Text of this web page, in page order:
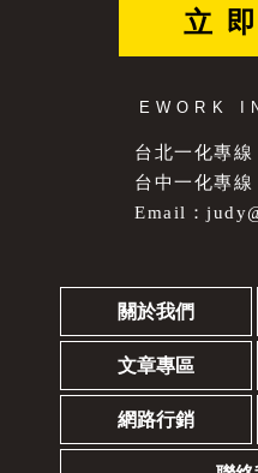
立
EWORK
台北一化專
台中一化專
Email：
關於我們
文章專區
網路行銷